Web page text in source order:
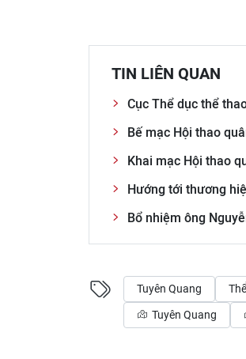
TIN LIÊN QUAN
Cục Thể dục thể
Bế mạc Hội thao
Khai mạc Hội thao
Hướng tới thương
Bổ nhiệm ông
Tuyên Quang
Tuyên Quang